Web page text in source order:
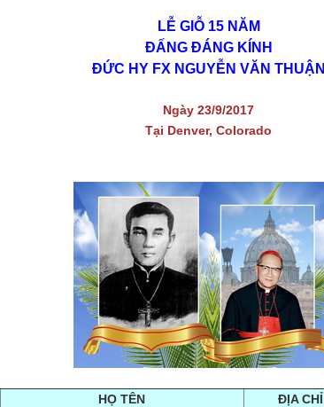
LỄ GIỖ 15 NĂM
ĐẤNG ĐÁNG KÍNH
ĐỨC HY FX NGUYỄN VĂN THUẬN
Ngày 23/9/2017
Tại Denver, Colorado
HỌ TÊN ĐỊA CHỈ